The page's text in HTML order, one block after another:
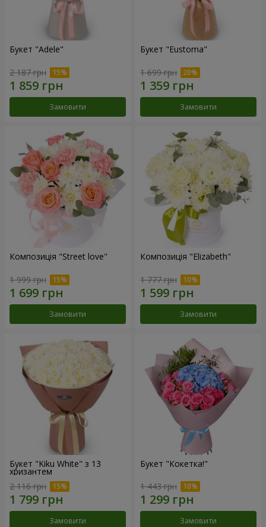
Букет "Adele"
2 187 грн
Замовити
Букет "Eustoma"
1 699 грн
Замовити
Композиція "Street love"
1 999 грн
Замовити
Композиція "Elizabeth"
1 777 грн
Замовити
Букет "Kiku White" з 13
хризантем
2 116 грн
Замовити
Букет "Кокетка!"
1 443 грн
Замовити